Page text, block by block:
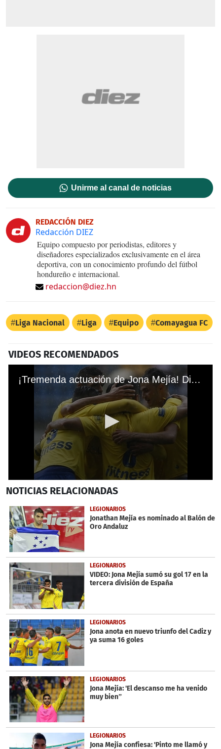
Unirme al canal de noticias
REDACCIÓN DIEZ
Redacción DIEZ
Equipo compuesto por periodistas, editores y
diseñadores especializados exclusivamente en el área
deportiva, con un conocimiento profundo del fútbol
hondureño e internacional.
redaccion@diez.hn
Liga Nacional Liga Equipo Comayagua FC
VIDEOS RECOMENDADOS
¡Tremenda actuación de Jona Mejía! Dio dos asistencias en victoria de su equipo
seconds
45
seconds
NOTICIAS RELACIONADAS
LEGIONARIOS
Jonathan Mejía es nominado al Balón de
Oro Andaluz
LEGIONARIOS
VIDEO: Jona Mejía sumó su gol 17 en la
tercera división de España
LEGIONARIOS
Jona anota en nuevo triunfo del Cadiz y
ya suma 16 goles
LEGIONARIOS
Jona Mejía: 'El descanso me ha venido
muy bien”
LEGIONARIOS
Jona Mejía confiesa: 'Pinto me llamó y